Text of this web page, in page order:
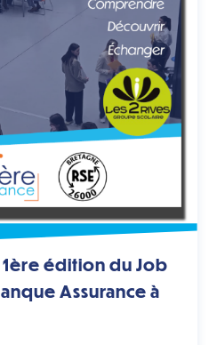
1ère édition du Job
Assurance à